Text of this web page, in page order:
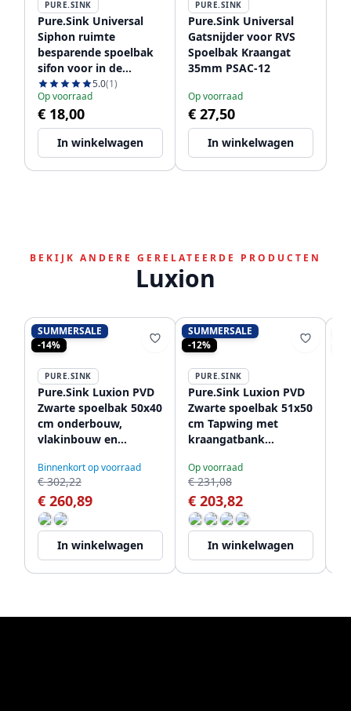
PURE.SINK
Pure.Sink Universal
Siphon ruimte
besparende spoelbak
sifon voor in de
keuken met 2
vaatwasser
aansluitingen WSTSSI-
32
5.0(1)
Op voorraad
€ 18,00
In winkelwagen
PURE.SINK
Pure.Sink Universal
Gatsnijder voor RVS
Spoelbak Kraangat
35mm PSAC-12
Op voorraad
€ 27,50
In winkelwagen
BEKIJK ANDERE GERELATEERDE PRODUCTEN
Luxion
SUMMERSALE
-14%
PURE.SINK
Pure.Sink Luxion PVD
Zwarte spoelbak 50x40
cm onderbouw,
vlakinbouw en
Binnenkort op voorraad
€ 302,22
€ 260,89
In winkelwagen
SUMMERSALE
-12%
PURE.SINK
Pure.Sink Luxion PVD
Zwarte spoelbak 51x50
cm Tapwing met
kraangatbank
Op voorraad
€ 231,08
€ 203,82
In winkelwagen